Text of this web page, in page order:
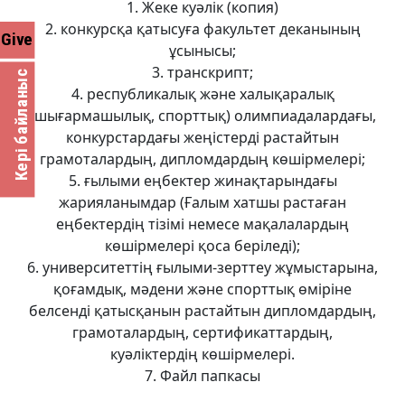
Кері байланыс
Give
1. Жеке куәлік (копия)
2. конкурсқа қатысуға факультет деканының
ұсынысы;
3. транскрипт;
4. республикалық және халықаралық
(шығармашылық, спорттық) олимпиадалардағы,
конкурстардағы жеңістерді растайтын
грамоталардың, дипломдардың көшірмелері;
5. ғылыми еңбектер жинақтарындағы
жарияланымдар (Ғалым хатшы растаған
еңбектердің тізімі немесе мақалалардың
көшірмелері қоса беріледі);
6. университеттің ғылыми-зерттеу жұмыстарына,
қоғамдық, мәдени және спорттық өміріне
белсенді қатысқанын растайтын дипломдардың,
грамоталардың, сертификаттардың,
куәліктердің көшірмелері.
7. Файл папкасы